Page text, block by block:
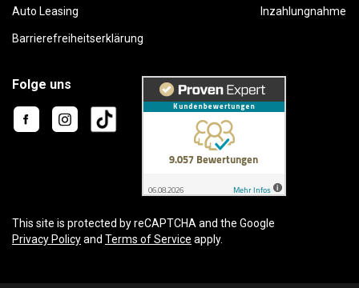
Auto Leasing Inzahlungnahme
Barrierefreiheitserklärung
Folge uns
This site is protected by reCAPTCHA and the Google
Privacy Policyand Terms of Service apply.